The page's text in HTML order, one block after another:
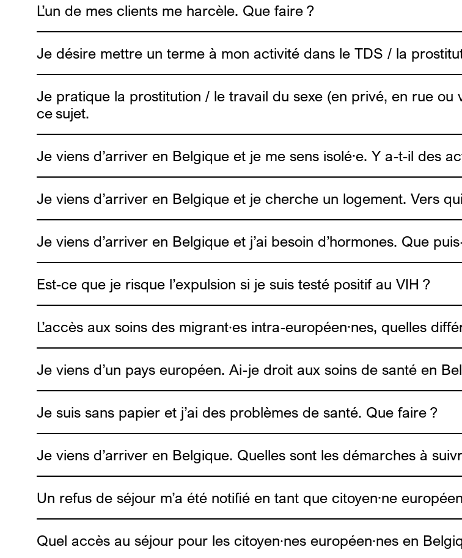
L’un de mes clients me harcèle. Que faire ?
Je désire mettre un terme à mon activité dans le TDS / la
info4escorts.be
Je pratique la prostitution / le travail du sexe (en privé, en rue
ce sujet.
Travail du sexe en privé ou via webcam : tu trouveras des conseils et outils
est aussi disponible pour t’aider à te protéger en ligne. (video de RDR)
Travail du sexe en rue
: Alias est en rue et dans les lieux de consommation
on peut échanger des informations de réduction des risques.
Je viens d’arriver en Belgique et je me sens isolé·e. Y a-t-il des
Je viens d’arriver en Belgique et je cherche un logement. Vers
ADDE
Je viens d’arriver en Belgique et j’ai besoin d’hormones. Que
Genres Pluriels
Est-ce que je risque l’expulsion si je suis testé positif au VIH ?
L’accès aux soins des migrant∙es intra-européen·nes, quelles
Medimmigrant
Je viens d’un pays européen. Ai-je droit aux soins de santé en
Medimmigrant
Je suis sans papier et j’ai des problèmes de santé. Que faire ?
Medimmigrant
Je viens d’arriver en Belgique. Quelles sont les démarches à
Medimmigrant
Un refus de séjour m’a été notifié en tant que citoyen·ne
Quel accès au séjour pour les citoyen∙nes européen∙nes en